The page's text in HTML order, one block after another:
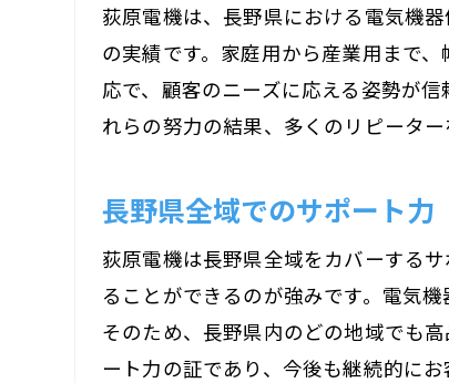
荻原電機は、長野県における電気機
の実績です。家庭用から産業用まで
応で、顧客のニーズに応える姿勢が
れらの努力の結果、多くのリピータ
長野県全域でのサポート力
荻原電機は長野県全域をカバーする
ることができるのが強みです。電気
そのため、長野県内のどの地域でも
ート力の証であり、今後も継続的に